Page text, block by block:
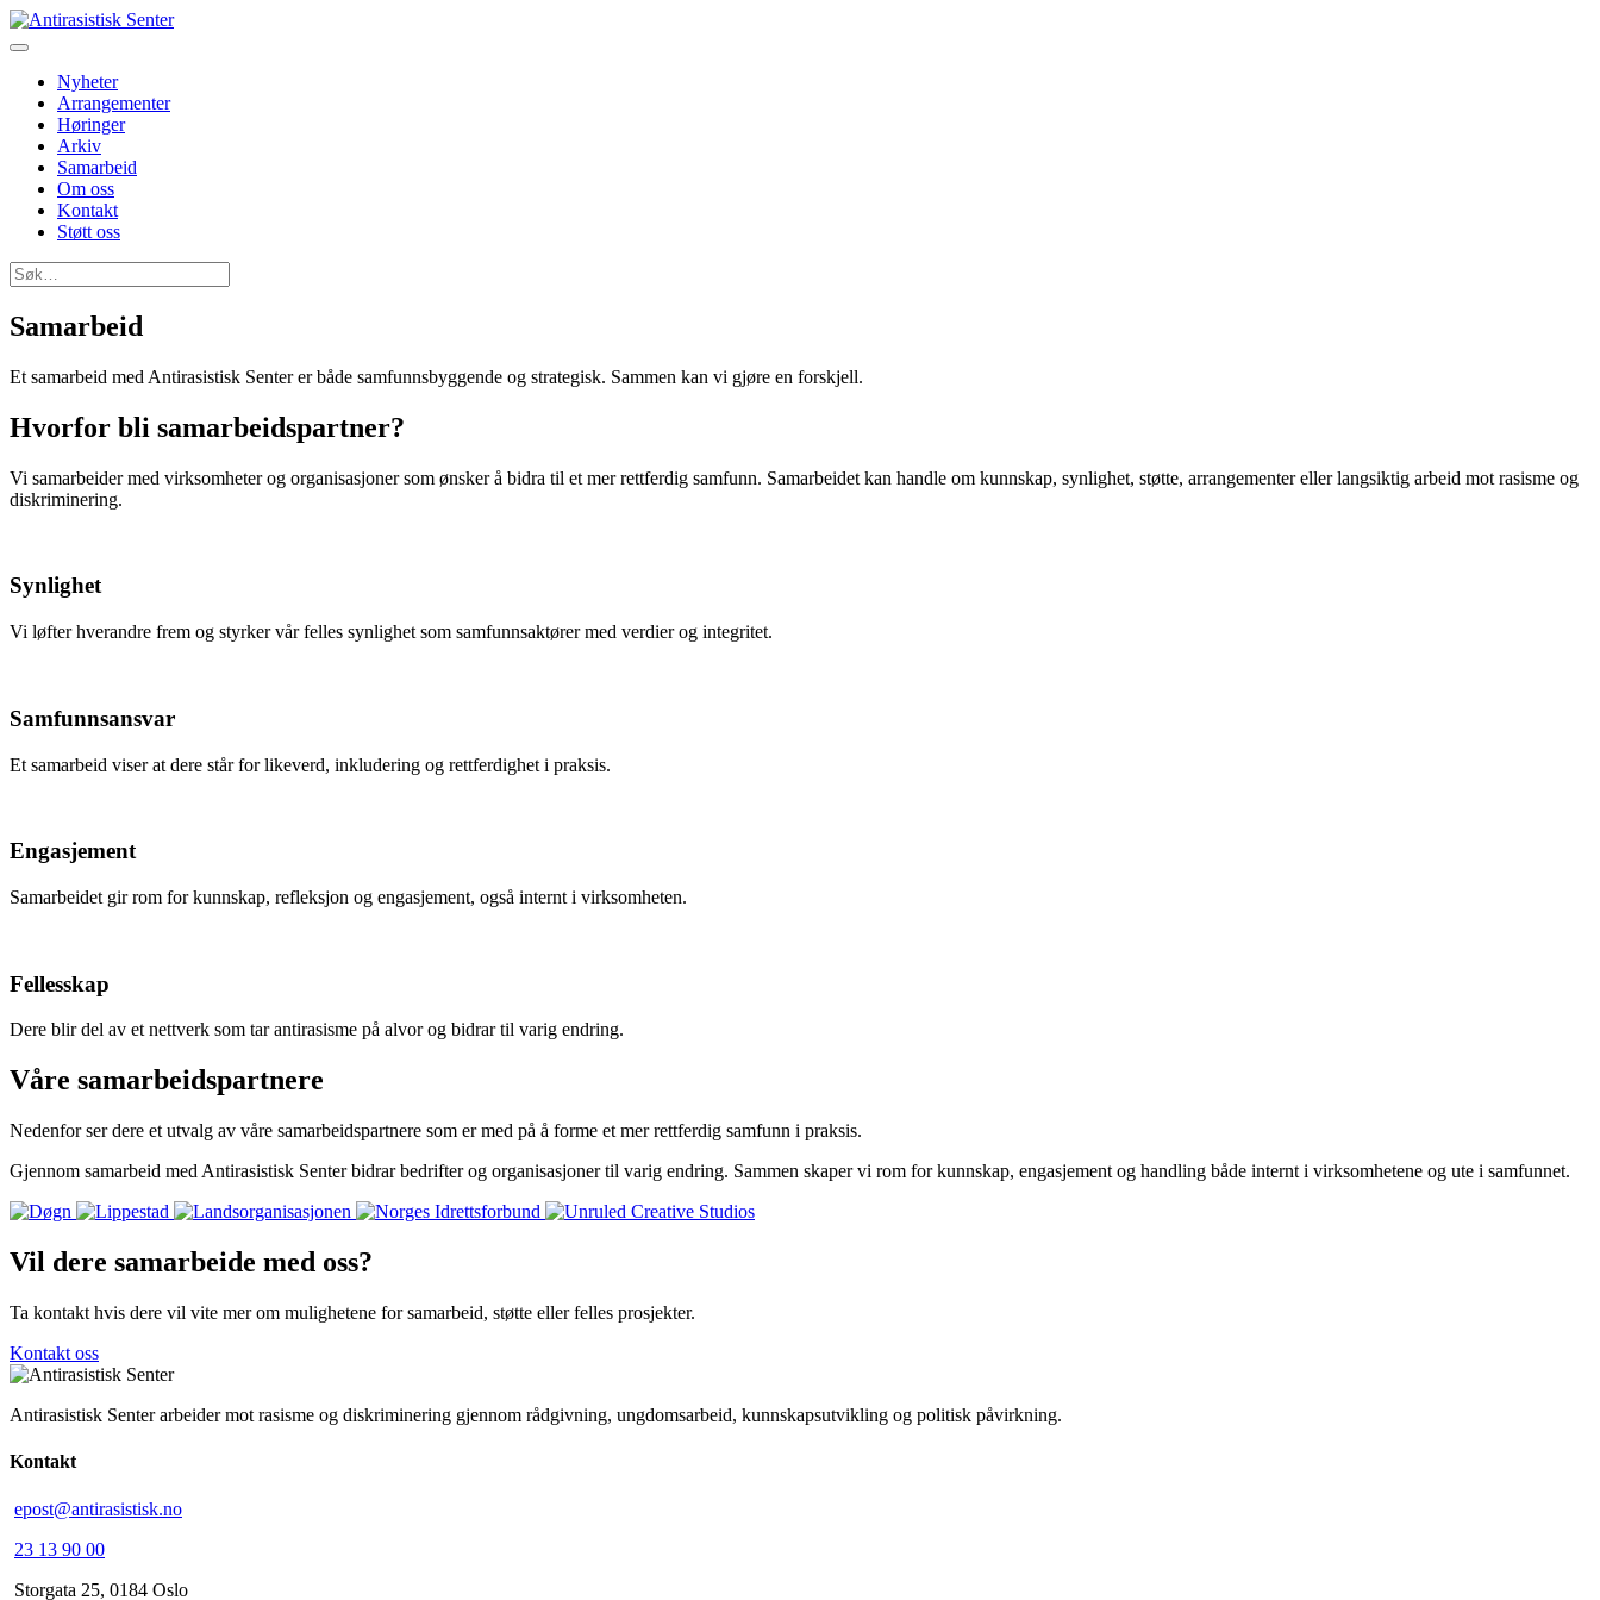
Nyheter
Arrangementer
Høringer
Arkiv
Samarbeid
Om oss
Kontakt
Støtt oss
Søk
etter:
Samarbeid
Et samarbeid med Antirasistisk Senter er både samfunnsbyggende og strategisk. Sammen kan vi gjøre en forskjell.
Hvorfor bli samarbeidspartner?
Vi samarbeider med virksomheter og organisasjoner som ønsker å bidra til et mer rettferdig samfunn. Samarbeidet kan handle om kunnskap, synlighet, støtte, arrangementer eller langsiktig arbeid mot rasisme og
diskriminering.
Synlighet
Vi løfter hverandre frem og styrker vår felles synlighet som samfunnsaktører med verdier og integritet.
Samfunnsansvar
Et samarbeid viser at dere står for likeverd, inkludering og rettferdighet i praksis.
Engasjement
Samarbeidet gir rom for kunnskap, refleksjon og engasjement, også internt i virksomheten.
Fellesskap
Dere blir del av et nettverk som tar antirasisme på alvor og bidrar til varig endring.
Våre samarbeidspartnere
Nedenfor ser dere et utvalg av våre samarbeidspartnere som er med på å forme et mer rettferdig samfunn i praksis.
Gjennom samarbeid med Antirasistisk Senter bidrar bedrifter og organisasjoner til varig endring. Sammen skaper vi rom for kunnskap, engasjement og handling både internt i virksomhetene og ute i samfunnet.
Vil dere samarbeide med oss?
Ta kontakt hvis dere vil vite mer om mulighetene for samarbeid, støtte eller felles prosjekter.
Kontakt oss
Antirasistisk Senter arbeider mot rasisme og diskriminering gjennom rådgivning, ungdomsarbeid, kunnskapsutvikling og politisk påvirkning.
Kontakt
epost@antirasistisk.no
23 13 90 00
Storgata 25, 0184 Oslo